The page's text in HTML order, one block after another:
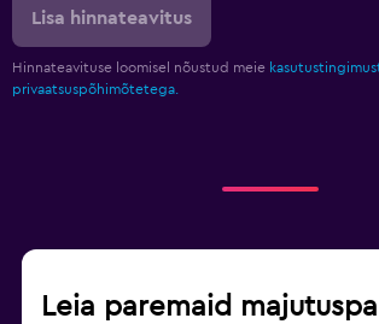
Lisa hinnateavitus
Hinnateavituse loomisel nõustud meie
privaatsuspõhimõtetega.
Leia paremaid